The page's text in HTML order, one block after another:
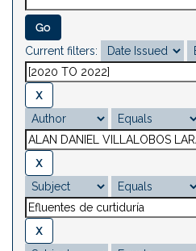
Current filters: